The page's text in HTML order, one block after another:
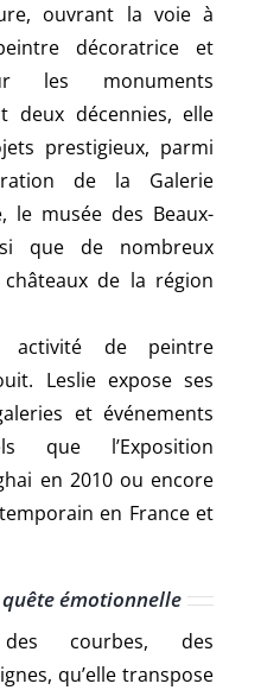
ouvrant la voie à
décoratrice et
les monuments
deux décennies, elle
prestigieux, parmi
de la Galerie
le musée des Beaux-
que de nombreux
de la région
activité de peintre
Leslie expose ses
et événements
que l’Exposition
en 2010 ou encore
en France et
quête émotionnelle
courbes, des
qu’elle transpose